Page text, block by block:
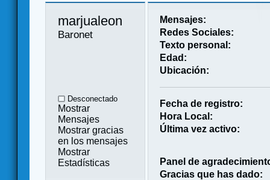
marjualeon
Baronet
Desconectado
Mostrar
Mensajes
Mostrar gracias
en los mensajes
Mostrar
Estadísticas
Mensajes:
Redes Sociales:
Texto personal:
Edad:
Ubicación:
Fecha de registro:
Hora Local:
Última vez activo:
Panel de
Gracias que has dado: